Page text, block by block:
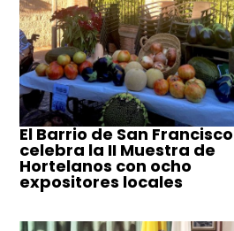
El Barrio de San Francisco
celebra la II Muestra de
Hortelanos con ocho
expositores locales